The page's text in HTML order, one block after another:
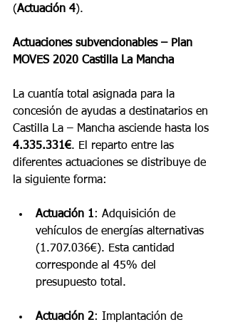
(Actuación 4).
Actuaciones subvencionables – Plan
MOVES 2020 Castilla La Mancha
La cuantía total asignada para la
concesión de ayudas a destinatarios en
Castilla La – Mancha asciende hasta los
4.335.331€. El reparto entre las
diferentes actuaciones se distribuye de
la siguiente forma:
Actuación 1: Adquisición de
vehículos de energías alternativas
(1.707.036€). Esta cantidad
corresponde al 45% del
presupuesto total.
Actuación 2: Implantación de